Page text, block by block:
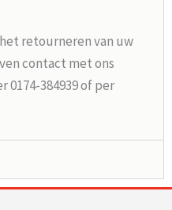
retourneren van uw
contact met ons
384939 of per